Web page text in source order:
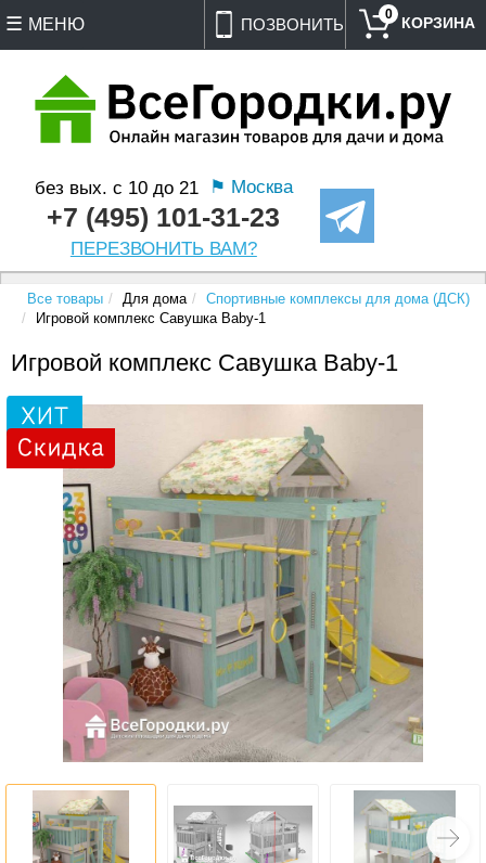
ПОЗВОНИТЬ
без вых. с 10 до 21 ⚑ Москва
+7 (495) 101-31-23
ПЕРЕЗВОНИТЬ ВАМ?
0
МЕНЮ
Все товары Для дома
Спортивные комплексы для дома (ДСК)
Игровой комплекс Савушка Baby-1
Игровой комплекс Савушка Baby-1